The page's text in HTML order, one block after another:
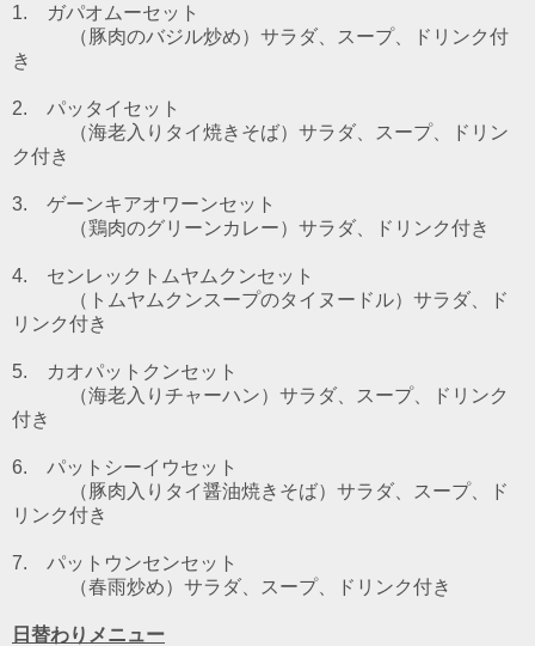
1. ガパオムーセット
（豚肉のバジル炒め） サラダ、スープ、ドリンク付
き
2. パッタイセット
（海老入りタイ焼きそば） サラダ、スープ、ドリン
ク付き
3. ゲーンキアオワーンセット
（鶏肉のグリーンカレー） サラダ、ドリンク付き
4. センレックトムヤムクンセット
（トムヤムクンスープのタイヌードル） サラダ、ド
リンク付き
5. カオパットクンセット
（海老入りチャーハン）サラダ、スープ、ドリンク
付き
6. パットシーイウセット
（豚肉入りタイ醤油焼きそば）サラダ、スープ、ド
リンク付き
7. パットウンセンセット
（春雨炒め）サラダ、スープ、ドリンク付き
日替わりメニュー